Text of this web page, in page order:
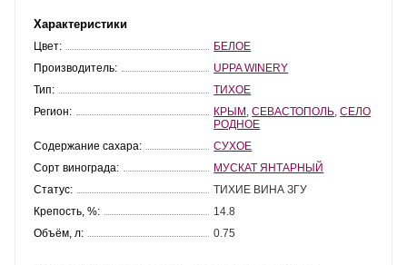
Характеристики
Цвет:
БЕЛОЕ
Производитель:
UPPA WINERY
Тип:
ТИХОЕ
Регион:
КРЫМ ,СЕВАСТОПОЛЬ ,СЕЛО
РОДНОЕ
Содержание сахара:
СУХОЕ
Сорт винограда:
МУСКАТ ЯНТАРНЫЙ
Статус:
ТИХИЕ ВИНА ЗГУ
Крепость, %:
14.8
Объём, л:
0.75